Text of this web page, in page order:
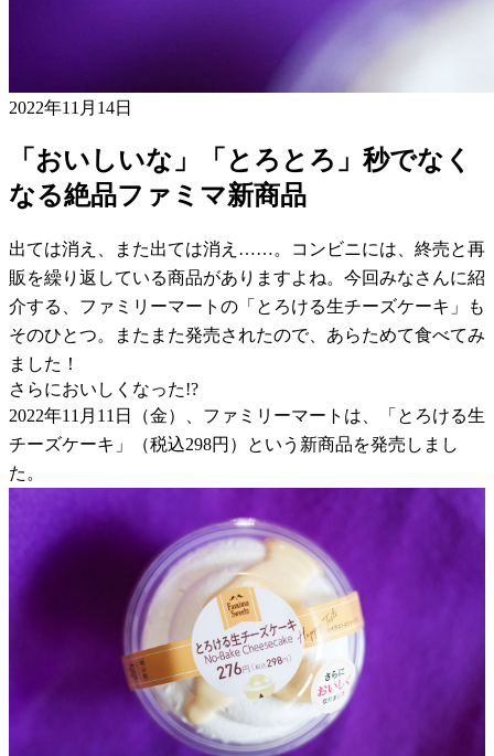
2022年11月14日
「おいしいな」「とろとろ」秒でなく
なる絶品ファミマ新商品
出ては消え、また出ては消え……。コンビニには、終売と再
販を繰り返している商品がありますよね。今回みなさんに紹
介する、ファミリーマートの「とろける生チーズケーキ」も
そのひとつ。またまた発売されたので、あらためて食べてみ
ました！
さらにおいしくなった!?
2022年11月11日（金）、ファミリーマートは、「とろける生
チーズケーキ」（税込298円）という新商品を発売しまし
た。